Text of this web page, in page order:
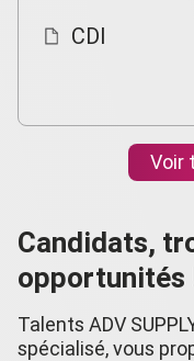
CDI
Voir
Candidats,
opportunités
Talents ADV
spécialisé, vous